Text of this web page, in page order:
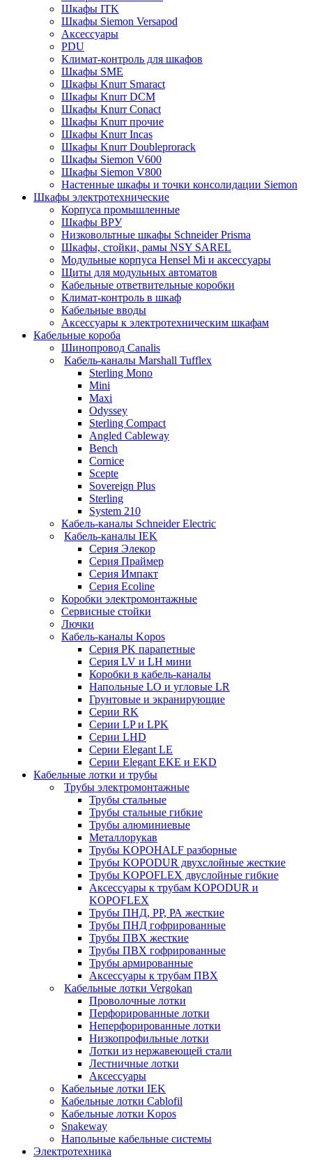
Шкафы ITK
Шкафы Siemon Versapod
Аксессуары
PDU
Климат-контроль для шкафов
Шкафы SME
Шкафы Knurr Smaract
Шкафы Knurr DCM
Шкафы Knurr Conact
Шкафы Knurr прочие
Шкафы Knurr Incas
Шкафы Knurr Doubleprorack
Шкафы Siemon V600
Шкафы Siemon V800
Настенные шкафы и точки консолидации Siemon
Шкафы электротехнические
Корпуса промышленные
Шкафы ВРУ
Низковольтные шкафы Schneider Prisma
Шкафы, стойки, рамы NSY SAREL
Модульные корпуса Hensel Mi и аксессуары
Щиты для модульных автоматов
Кабельные ответвительные коробки
Климат-контроль в шкаф
Кабельные вводы
Аксессуары к электротехническим шкафам
Кабельные короба
Шинопровод Canalis
Кабель-каналы Marshall Tufflex
Sterling Mono
Mini
Maxi
Odyssey
Sterling Compact
Angled Cableway
Bench
Cornice
Scepte
Sovereign Plus
Sterling
System 210
Кабель-каналы Schneider Electric
Кабель-каналы IEK
Серия Элекор
Серия Праймер
Серия Импакт
Серия Ecoline
Коробки электромонтажные
Сервисные стойки
Лючки
Кабель-каналы Kopos
Серия PK парапетные
Серия LV и LH мини
Коробки в кабель-каналы
Напольные LO и угловые LR
Грунтовые и экранирующие
Серии RK
Серии LP и LPK
Серии LHD
Серии Elegant LE
Серии Elegant EKE и EKD
Кабельные лотки и трубы
Трубы электромонтажные
Трубы стальные
Трубы стальные гибкие
Трубы алюминиевые
Металлорукав
Трубы KOPOHALF разборные
Трубы KOPODUR двухслойные жесткие
Трубы KOPOFLEX двуслойные гибкие
Аксессуары к трубам KOPODUR и
KOPOFLEX
Трубы ПНД, РР, РА жесткие
Трубы ПНД гофрированные
Трубы ПВХ жесткие
Трубы ПВХ гофрированные
Трубы армированные
Аксессуары к трубам ПВХ
Кабельные лотки Vergokan
Проволочные лотки
Перфорированные лотки
Неперфорированные лотки
Низкопрофильные лотки
Лотки из нержавеющей стали
Лестничные лотки
Аксессуары
Кабельные лотки IEK
Кабельные лотки Cablofil
Кабельные лотки Kopos
Snakeway
Напольные кабельные системы
Электротехника